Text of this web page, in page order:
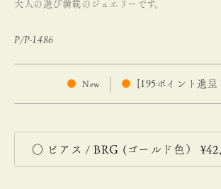
大人の遊び満載のジュエリーです。
P/P-1486
New 195 ポイント進呈 ]